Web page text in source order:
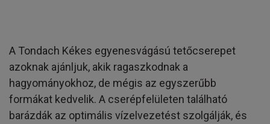
A Tondach Kékes egyenesvágású tetőcserepet
azoknak ajánljuk, akik ragaszkodnak a
hagyományokhoz, de mégis az egyszerűbb
formákat kedvelik. A cserépfelületen található
barázdák az optimális vízelvezetést szolgálják, és